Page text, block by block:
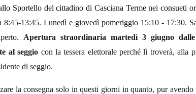
Sportello del cittadino di Casciana Terme nei consueti
8:45-13:45. Lunedì e giovedì pomeriggio 15:10 - 17:30.
Apertura straordinariamartedì 3 giugno
al seggio con la tessera elettorale perché lì troverà,
di seggio.
la consegna solo in questi giorni in quanto, pur